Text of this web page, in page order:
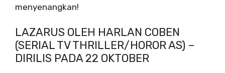
menyenangkan!
LAZARUS OLEH HARLAN COBEN
(SERIAL TV THRILLER/HOROR AS) –
DIRILIS PADA 22 OKTOBER